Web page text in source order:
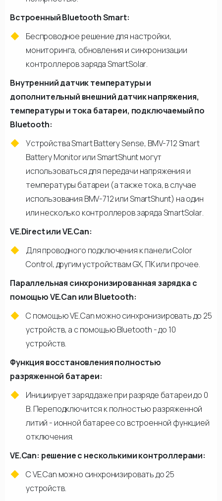
Встроенный Bluetooth Smart:
Беспроводное решение для настройки,
мониторинга, обновления и синхронизации
контроллеров заряда SmartSolar.
Внутренний датчик температуры и
дополнительный внешний датчик напряжения,
температуры и тока батареи, подключаемый по
Bluetooth:
Устройства Smart Battery Sense, BMV-712 Smart
Battery Monitor или SmartShunt могут
использоваться для передачи напряжения и
температуры батареи (а также тока, в случае
использования BMV-712 или SmartShunt) на один
или несколько контроллеров заряда SmartSolar.
VE.Direct или VE.Can:
Для проводного подключения к панели Color
Control, другим устройствам GX, ПК или прочее.
Параллельная синхронизированная зарядка с
помощью VE.Can или Bluetooth:
С помощью VE.Can можно синхронизировать до 25
устройств, а с помощью Bluetooth - до 10
устройств.
Функция восстановления полностью
разряженной батареи:
Инициирует заряд даже при разряде батареи до 0
В. Переподключится к полностью разряженной
литий - ионной батарее со встроенной функцией
отключения.
VE.Can: решение с несколькими контроллерами:
С VE.Can можно синхронизировать до 25
устройств.